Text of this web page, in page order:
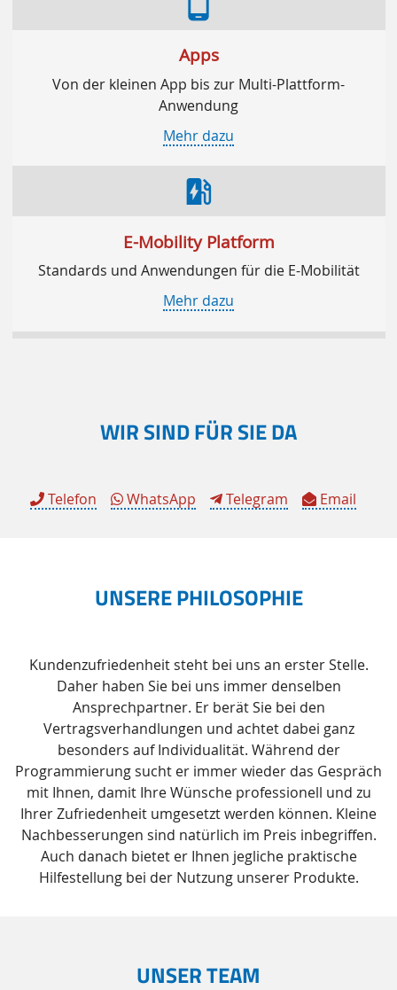
Apps
Von der kleinen App bis zur Multi-Plattform-
Anwendung
Mehr dazu
ev_station
E-Mobility Platform
Standards und Anwendungen für die E-Mobilität
Mehr dazu
WIR SIND FÜR SIE DA
Telefon WhatsApp Telegram Email
UNSERE PHILOSOPHIE
Kundenzufriedenheit steht bei uns an erster Stelle.
Daher haben Sie bei uns immer denselben
Ansprechpartner. Er berät Sie bei den
Vertragsverhandlungen und achtet dabei ganz
besonders auf Individualität. Während der
Programmierung sucht er immer wieder das Gespräch
mit Ihnen, damit Ihre Wünsche professionell und zu
Ihrer Zufriedenheit umgesetzt werden können. Kleine
Nachbesserungen sind natürlich im Preis inbegriffen.
Auch danach bietet er Ihnen jegliche praktische
Hilfestellung bei der Nutzung unserer Produkte.
UNSER TEAM